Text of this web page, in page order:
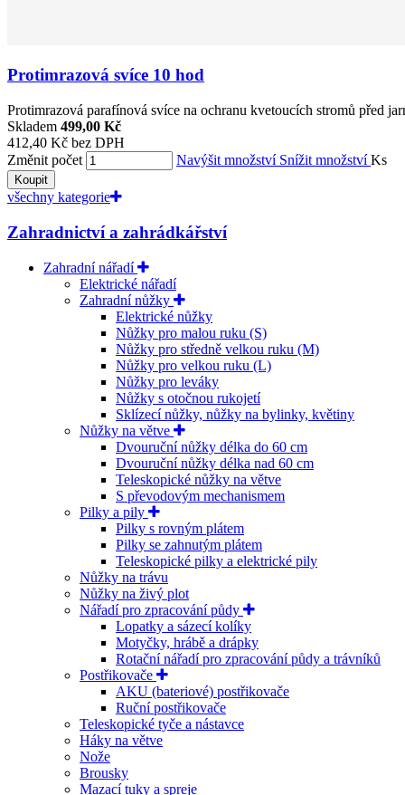
Protimrazová svíce 10 hod
Protimrazová parafínová svíce na ochranu kvetoucích stromů před
Skladem 499,00 Kč
412,40 Kč bez DPH
Změnit počet
Navýšit množství Snížit množstvíKs
Koupit
všechny kategorie
Zahradnictví a zahrádkářství
Zahradní nářadí
Elektrické nářadí
Zahradní nůžky
Elektrické nůžky
Nůžky pro malou ruku (S)
Nůžky pro středně velkou ruku (M)
Nůžky pro velkou ruku (L)
Nůžky pro leváky
Nůžky s otočnou rukojetí
Sklízecí nůžky, nůžky na bylinky, květiny
Nůžky na větve
Dvouruční nůžky délka do 60 cm
Dvouruční nůžky délka nad 60 cm
Teleskopické nůžky na větve
S převodovým mechanismem
Pilky a pily
Pilky s rovným plátem
Pilky se zahnutým plátem
Teleskopické pilky a elektrické pily
Nůžky na trávu
Nůžky na živý plot
Nářadí pro zpracování půdy
Lopatky a sázecí kolíky
Motyčky, hrábě a drápky
Rotační nářadí pro zpracování půdy a trávníků
Postřikovače
AKU (bateriové) postřikovače
Ruční postřikovače
Teleskopické tyče a nástavce
Háky na větve
Nože
Brousky
Mazací tuky a spreje